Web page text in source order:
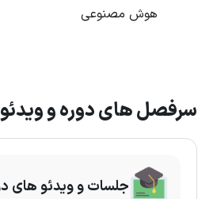
هوش مصنوعی
سرفصل های دوره و
جلسات و ویدئو های